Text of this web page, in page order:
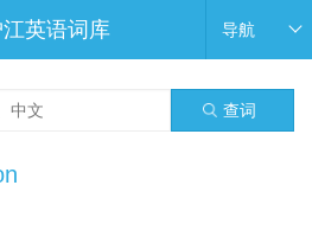
英语词库 导航
查词